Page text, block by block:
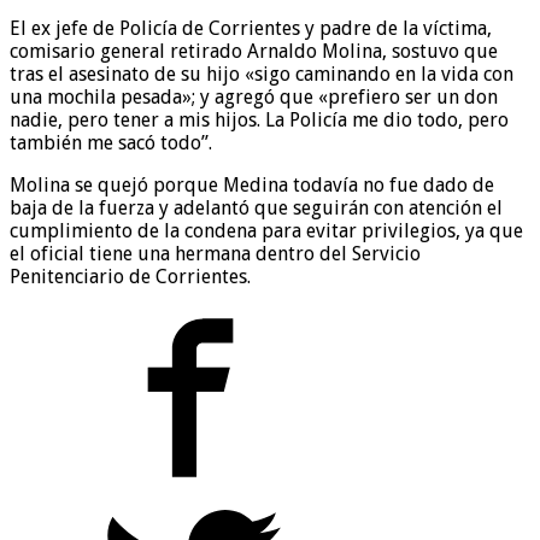
El ex jefe de Policía de Corrientes y padre de la víctima,
comisario general retirado Arnaldo Molina, sostuvo que
tras el asesinato de su hijo «sigo caminando en la vida con
una mochila pesada»; y agregó que «prefiero ser un don
nadie, pero tener a mis hijos. La Policía me dio todo, pero
también me sacó todo”.
Molina se quejó porque Medina todavía no fue dado de
baja de la fuerza y adelantó que seguirán con atención el
cumplimiento de la condena para evitar privilegios, ya que
el oficial tiene una hermana dentro del Servicio
Penitenciario de Corrientes.